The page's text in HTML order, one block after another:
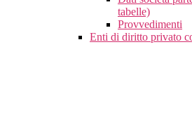
tabelle)
Provvedimenti
Enti di diritto privato